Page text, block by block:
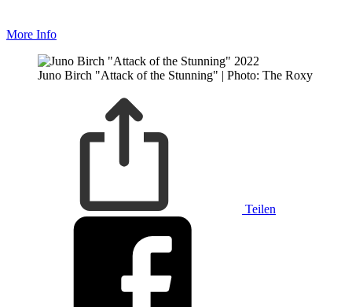
More Info
Juno Birch "Attack of the Stunning" | Photo: The Roxy
Teilen